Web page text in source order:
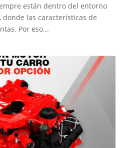
están dentro del entorno
las características de
Por eso...